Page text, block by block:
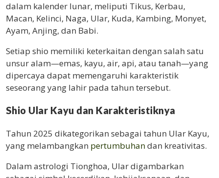
dalam kalender lunar, meliputi Tikus, Kerbau,
Macan, Kelinci, Naga, Ular, Kuda, Kambing, Monyet,
Ayam, Anjing, dan Babi.
Setiap shio memiliki keterkaitan dengan salah satu
unsur alam—emas, kayu, air, api, atau tanah—yang
dipercaya dapat memengaruhi karakteristik
seseorang yang lahir pada tahun tersebut.
Shio Ular Kayu dan Karakteristiknya
Tahun 2025 dikategorikan sebagai tahun Ular Kayu,
yang melambangkan pertumbuhandan kreativitas.
Dalam astrologi Tionghoa, Ular digambarkan